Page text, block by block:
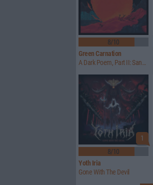
8/10
Green Carnation
A Dark Poem, Part II: Sanguis
1
8/10
Yoth Iria
Gone With The Devil